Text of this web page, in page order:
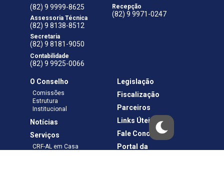
(82) 9 9999-8625
Assessoria Técnica
(82) 9 8138-8512
Secretaria
(82) 9 8181-9050
Contabilidade
(82) 9 9925-0066
Recepção
(82) 9 9971-0247
O Conselho
Comissões
Estrutura
Institucional
Notícias
Serviços
CRF-AL em Casa
Legislação
Fiscalização
Parceiros
Links Úteis
Fale Conosco
Portal da